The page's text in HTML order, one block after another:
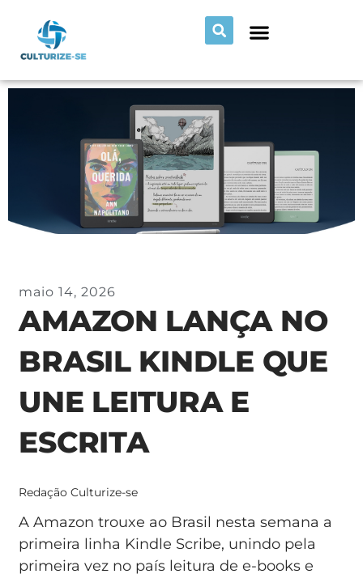
maio 14, 2026
AMAZON LANÇA NO
BRASIL KINDLE QUE
UNE LEITURA E
ESCRITA
Redação Culturize-se
A Amazon trouxe ao Brasil nesta semana a
primeira linha Kindle Scribe, unindo pela
primeira vez no país leitura de e-books e